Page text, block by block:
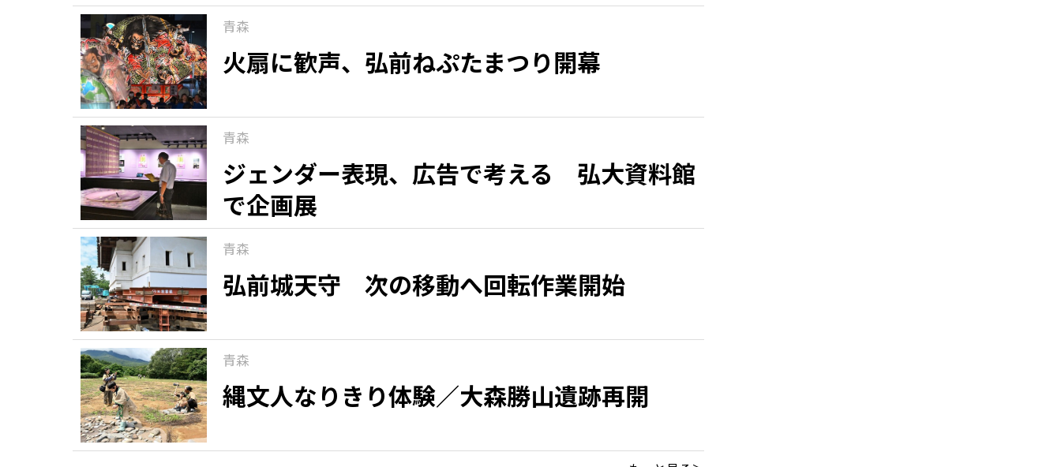
青森
火扇に歓声、弘前ねぷたまつり開幕
青森
ジェンダー表現、広告で考える 弘大資料館
で企画展
青森
弘前城天守 次の移動へ回転作業開始
青森
縄文人なりきり体験／大森勝山遺跡再開